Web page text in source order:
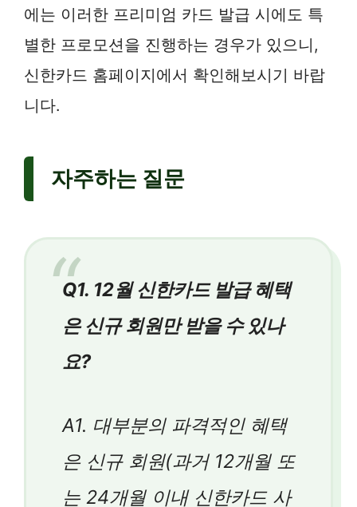
에는 이러한 프리미엄 카드 발급 시에도 특
별한 프로모션을 진행하는 경우가 있으니,
신한카드 홈페이지에서 확인해보시기 바랍
니다.
자주하는 질문
Q1. 12월 신한카드 발급 혜택
은 신규 회원만 받을 수 있나
요?
A1. 대부분의 파격적인 혜택
은 신규 회원(과거 12개월 또
는 24개월 이내 신한카드 사